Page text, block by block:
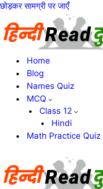
छोड़कर सामग्री पर जाएँ
Home
Blog
Names Quiz
MCQ
Class 12
Hindi
Math Practice Quiz